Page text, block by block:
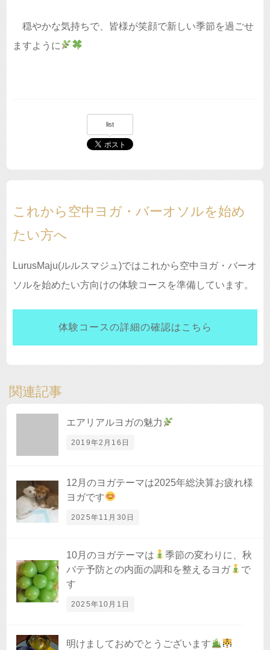
穏やかな気持ちで、皆様が笑顔で新しい季節を過ごせ
ますように
list
これから空中ヨガ・バーオソルを始め
たい方へ
LurusMaju(ルルスマジュ)ではこれから空中ヨガ・バーオ
ソルを始めたい方向けの体験コースを準備しています。
体験コースの詳細の確認はこちら
関連記事
エアリアルヨガの魅力
2019年2月16日
12月のヨガテーマは2025年総決算お疲れ様
ヨガです
2025年11月30日
10月のヨガテーマは
季節の変わりに、秋
バテ予防との内面の調和を整えるヨガ
で
す
2025年10月1日
明けましておめでとうございます